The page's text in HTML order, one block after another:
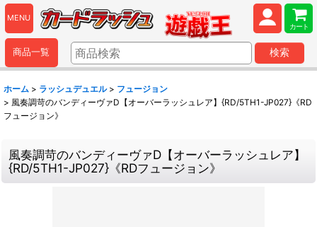
MENU
カート
商品一覧 検索
ホーム > ラッシュデュエル > フュージョン
> 風奏調苛のバンディーヴァD【オーバーラッシュレア】{RD/5TH1-JP027}《RD
フュージョン》
風奏調苛のバンディーヴァD【オーバーラッシュレア】
{RD/5TH1-JP027}《RDフュージョン》